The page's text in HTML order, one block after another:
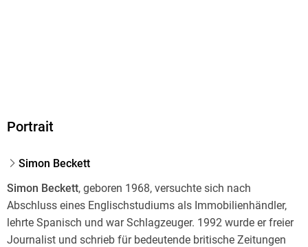
221 g
130/145/25 mm
Sonstiges
In Digipak
GTIN
Portrait
Simon Beckett
Simon Beckett, geboren 1968, versuchte sich nach
Abschluss eines Englischstudiums als Immobilienhändler,
lehrte Spanisch und war Schlagzeuger. 1992 wurde er freier
Journalist und schrieb für bedeutende britische Zeitungen